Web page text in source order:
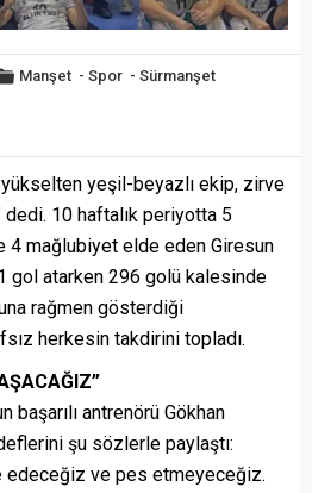
Manşet - Spor - Sürmanşet
yükselten yeşil-beyazlı ekip, zirve
dedi. 10 haftalık periyotta 5
4 mağlubiyet elde eden Giresun
gol atarken 296 golü kalesinde
rağmen gösterdiği
herkesin takdirini topladı.
başarılı antrenörü Gökhan
şu sözlerle paylaştı:
edeceğiz ve pes etmeyeceğiz.